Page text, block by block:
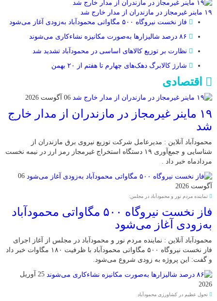
۱۹ ماینر غیرمجاز در مازندران از مدار خارج شد
فاز نخست نیروگاه ۵۰۰ مگاواتی محمودآباد به‌زودی آغاز می‌شود
نظارت بر توزیع کالا‌های اساسی در محمودآباد تشدید شد
شارژ کالابرگ دهک‌های چهارم تا هفتم از ۲۰ بهمن
اقتصادی
06 آگوست 2026
۱۹ ماینر غیرمجاز در مازندران از مدار خارج
شد
محمودآباد آنلاین : مدیرعامل شرکت توزیع نیروی برق مازندران از
شناسایی و جمع‌آوری ۱۹ دستگاه استخراج غیرمجاز رمز ارز در نیمه نخست
مردادماه خبر داد .
06
آگوست 2026
نماینده مردم نور و محمودآباد در مجلس:
فاز نخست نیروگاه ۵۰۰ مگاواتی محمودآباد
به‌زودی آغاز می‌شود
محمودآباد آنلاین : نماینده مردم نور و محمودآباد در مجلس از آغاز اجرای
فاز نخست نیروگاه ۵۰۰ مگاواتی محمودآباد با ظرفیت ۱۸۰ مگاوات خبر داد
و گفت: این پروژه به زودی شروع می‌شود.
25 آوریل
2026
تحول عظیم در کشاورزی محمودآباد